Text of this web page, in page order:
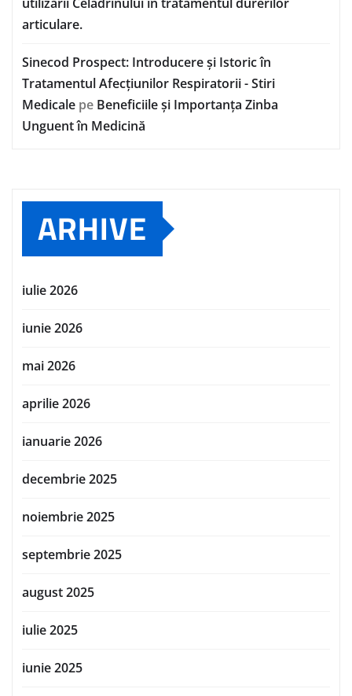
utilizării Celadrinului în tratamentul durerilor
articulare.
Sinecod Prospect: Introducere și Istoric în
Tratamentul Afecțiunilor Respiratorii - Stiri
Medicale pe Beneficiile și Importanța Zinba
Unguent în Medicină
ARHIVE
iulie 2026
iunie 2026
mai 2026
aprilie 2026
ianuarie 2026
decembrie 2025
noiembrie 2025
septembrie 2025
august 2025
iulie 2025
iunie 2025